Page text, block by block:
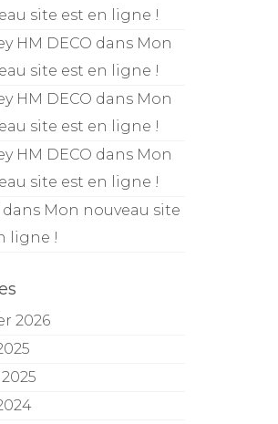
site est en ligne !
HM DECO dans Mon
site est en ligne !
HM DECO dans Mon
site est en ligne !
HM DECO dans Mon
site est en ligne !
dans Mon nouveau site
ligne !
2026